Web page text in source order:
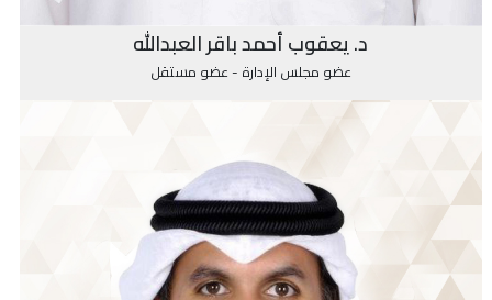
د. يعقوب أحمد باقر العبدالله
عضو مجلس الإدارة - عضو مستقل